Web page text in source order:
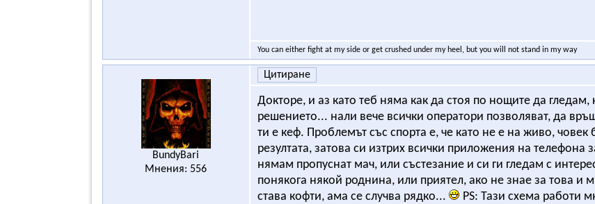
You can either fight at my side or get crushed under my heel, but you will not stand in my way
BundyBari
Мнения: 556
Цитиране
Докторе, и аз като теб няма как да стоя по нощите да
решението... нали вече всички оператори позволяват, да
ти е кеф. Проблемът със спорта е, че като не е на живо,
резултата, затова си изтрих всички приложения на телефона
нямам пропуснат мач, или състезание и си ги гледам с
понякога някой роднина, или приятел, ако не знае за това и
става кофти, ама се случва рядко...
PS: Тази схема работи